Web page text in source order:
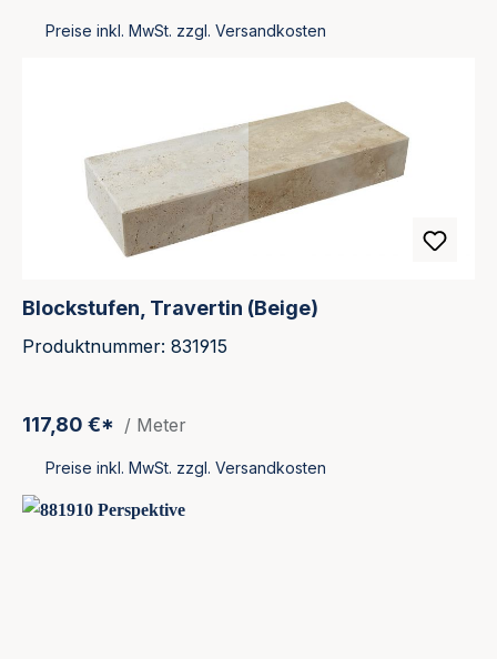
Preise inkl. MwSt. zzgl. Versandkosten
Blockstufen, Travertin (Beige)
Produktnummer: 831915
117,80 €* / Meter
Preise inkl. MwSt. zzgl. Versandkosten